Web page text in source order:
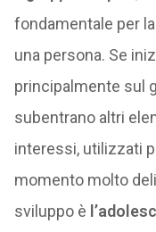
fondamentale per
una persona. Se
principalmente sul
subentrano altri
interessi, utilizzati
momento molto
sviluppo è